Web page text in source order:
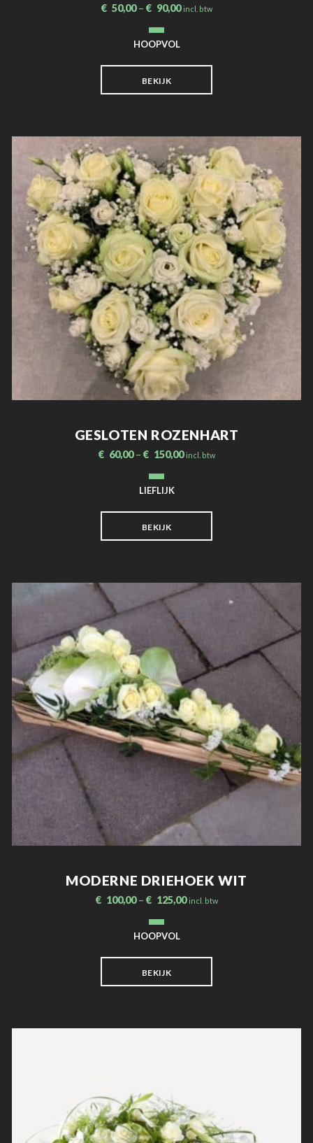
€ 50,00– € 90,00 incl. btw
HOOPVOL
BEKIJK
GESLOTEN ROZENHART
€ 60,00– € 150,00 incl. btw
LIEFLIJK
BEKIJK
MODERNE DRIEHOEK WIT
€ 100,00– € 125,00 incl. btw
HOOPVOL
BEKIJK